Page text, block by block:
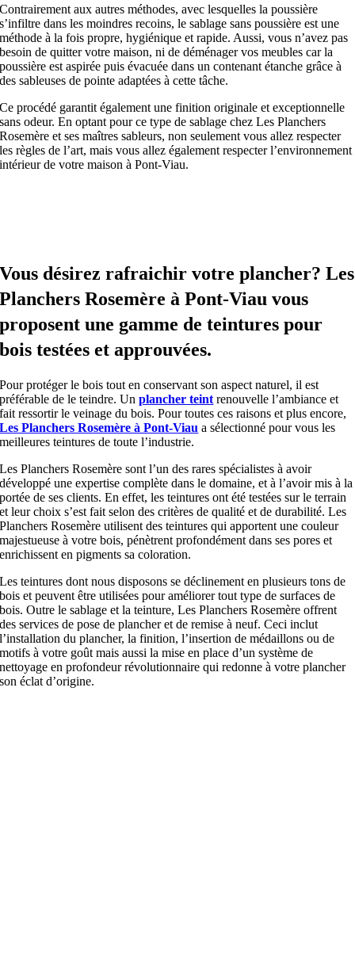
Contrairement aux autres méthodes, avec lesquelles la poussière
s’infiltre dans les moindres recoins, le sablage sans poussière est une
méthode à la fois propre, hygiénique et rapide. Aussi, vous n’avez pas
besoin de quitter votre maison, ni de déménager vos meubles car la
poussière est aspirée puis évacuée dans un contenant étanche grâce à
des sableuses de pointe adaptées à cette tâche.
Ce procédé garantit également une finition originale et exceptionnelle
sans odeur. En optant pour ce type de sablage chez Les Planchers
Rosemère et ses maîtres sableurs, non seulement vous allez respecter
les règles de l’art, mais vous allez également respecter l’environnement
intérieur de votre maison à Pont-Viau.
Vous désirez rafraichir votre plancher? Les
Planchers Rosemère à Pont-Viau vous
proposent une gamme de teintures pour
bois testées et approuvées.
Pour protéger le bois tout en conservant son aspect naturel, il est
préférable de le teindre. Unplancher teint renouvelle l’ambiance et
fait ressortir le veinage du bois. Pour toutes ces raisons et plus encore,
Les Planchers Rosemère à Pont-Viau a sélectionné pour vous les
meilleures teintures de toute l’industrie.
Les Planchers Rosemère sont l’un des rares spécialistes à avoir
développé une expertise complète dans le domaine, et à l’avoir mis à la
portée de ses clients. En effet, les teintures ont été testées sur le terrain
et leur choix s’est fait selon des critères de qualité et de durabilité. Les
Planchers Rosemère utilisent des teintures qui apportent une couleur
majestueuse à votre bois, pénètrent profondément dans ses pores et
enrichissent en pigments sa coloration.
Les teintures dont nous disposons se déclinement en plusieurs tons de
bois et peuvent être utilisées pour améliorer tout type de surfaces de
bois. Outre le sablage et la teinture, Les Planchers Rosemère offrent
des services de pose de plancher et de remise à neuf. Ceci inclut
l’installation du plancher, la finition, l’insertion de médaillons ou de
motifs à votre goût mais aussi la mise en place d’un système de
nettoyage en profondeur révolutionnaire qui redonne à votre plancher
son éclat d’origine.